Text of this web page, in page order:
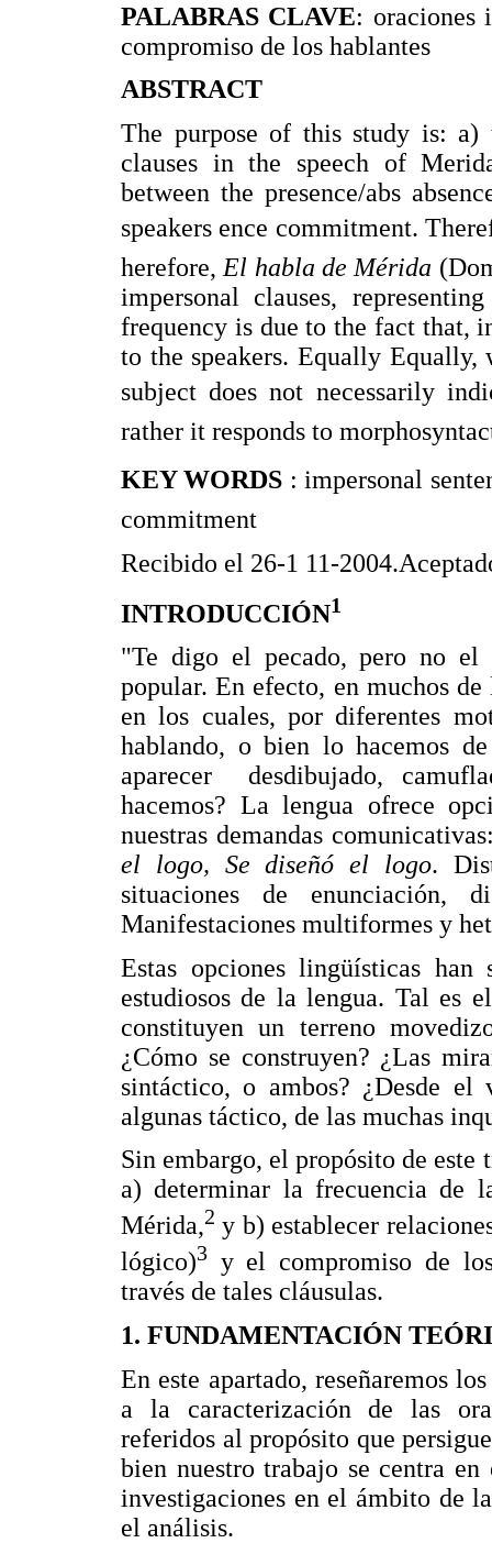
PALABRAS CLAVE: oraciones
compromiso de los hablantes
ABSTRACT
The purpose of this study is: a)
clauses in the speech of
between the presence/abs
speakers ence commitment.
herefore, El habla de Mérida
impersonal clauses,
frequency is due to the fact that,
to the speakers. Equally Equally,
subject does not necessarily
rather it responds to
KEY WORDS : impersonal
commitment
Recibido el 26-1 11-
INTRODUCCIÓN1
"Te digo el pecado, pero no el
popular. En efecto, en muchos
en los cuales, por diferentes
hablando, o bien lo hacemos
aparecer desdibujado,
hacemos? La lengua ofrece
nuestras demandas
el logo, Se diseñó el logo.
situaciones de enunciación,
Manifestaciones multiformes y
Estas opciones lingüísticas
estudiosos de la lengua. Tal es
constituyen un terreno
¿Cómo se construyen? ¿Las
sintáctico, o ambos? ¿Desde el
algunas táctico, de las muchas
Sin embargo, el propósito de
a) determinar la frecuencia de
Mérida,2 y b) establecer
lógico)3 y el compromiso de
través de tales cláusulas.
1. FUNDAMENTACIÓN
En este apartado, reseñaremos
a la caracterización de las
referidos al propósito que
bien nuestro trabajo se centra
investigaciones en el ámbito de
el análisis.